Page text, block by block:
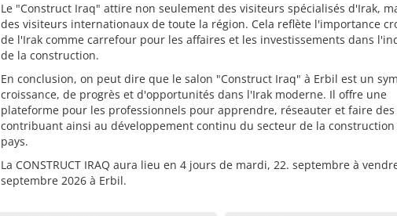
Le "Construct Iraq" attire non seulement des visiteurs spécialisés d'Irak,
des visiteurs internationaux de toute la région. Cela reflète l'importance
de l'Irak comme carrefour pour les affaires et les investissements dans
de la construction.
En conclusion, on peut dire que le salon "Construct Iraq" à Erbil est un
croissance, de progrès et d'opportunités dans l'Irak moderne. Il offre une
plateforme pour les professionnels pour apprendre, réseauter et faire des
contribuant ainsi au développement continu du secteur de la
pays.
La CONSTRUCT IRAQ aura lieu en 4 jours de mardi, 22. septembre à
septembre 2026 à Erbil.